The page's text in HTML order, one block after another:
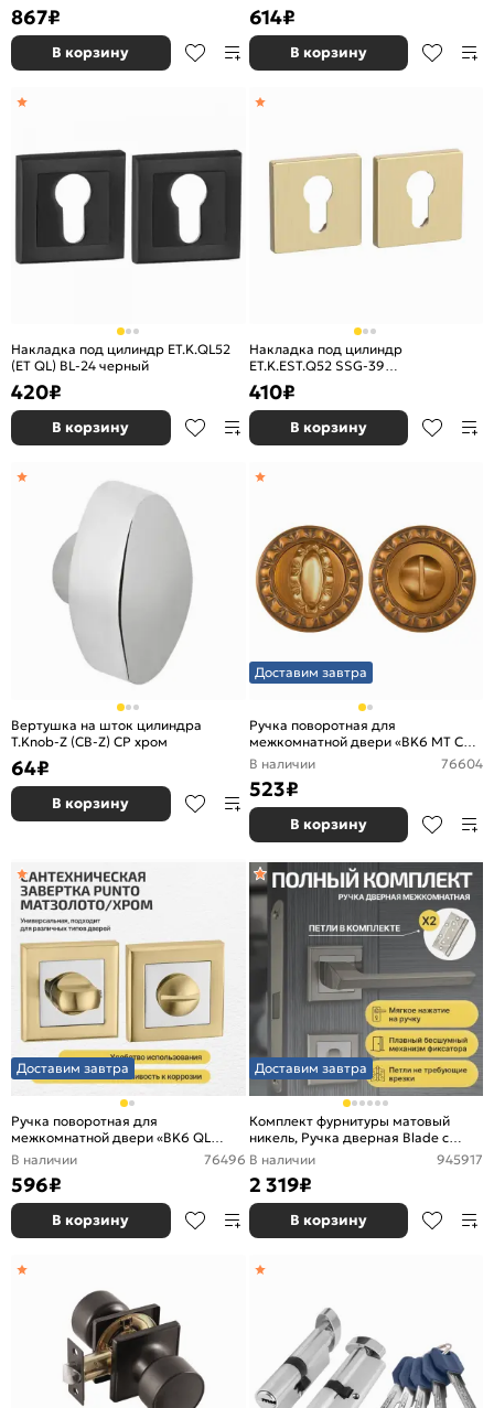
867₽
В корзину
614₽
В корзину
Накладка под цилиндр ET.K.QL52
(ET QL) BL-24 черный
420₽
В корзину
Накладка под цилиндр
ET.K.EST.Q52 SSG-39
сатинированное золото
410₽
В корзину
Вертушка на шток цилиндра
T.Knob-Z (CB-Z) CP хром
64₽
В корзину
Доставим завтра
Ручка поворотная для
межкомнатной двери «BK6 MT CF-
17» Кофе
В наличии 76604
523₽
В корзину
Доставим завтра
Ручка поворотная для
межкомнатной двери «BK6 QL
SG/CP-4» МатЗолото/Хром
В наличии 76496
596₽
В корзину
Доставим завтра
Комплект фурнитуры матовый
никель, Ручка дверная Blade с
магнитной защелкой, петлями
заверткой
В наличии 945917
2 319₽
В корзину